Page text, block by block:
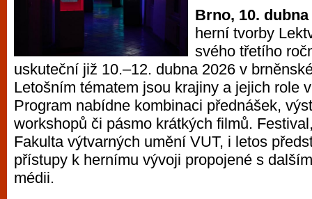
Brno, 10. dubna
herní tvorby
svého třetího
uskuteční již 10.–12. dubna 2026 v
Letošním tématem jsou krajiny a jejich role
Program nabídne kombinaci přednášek,
workshopů či pásmo krátkých filmů.
Fakulta výtvarných umění VUT, i letos
přístupy k hernímu vývoji propojené s
médii.